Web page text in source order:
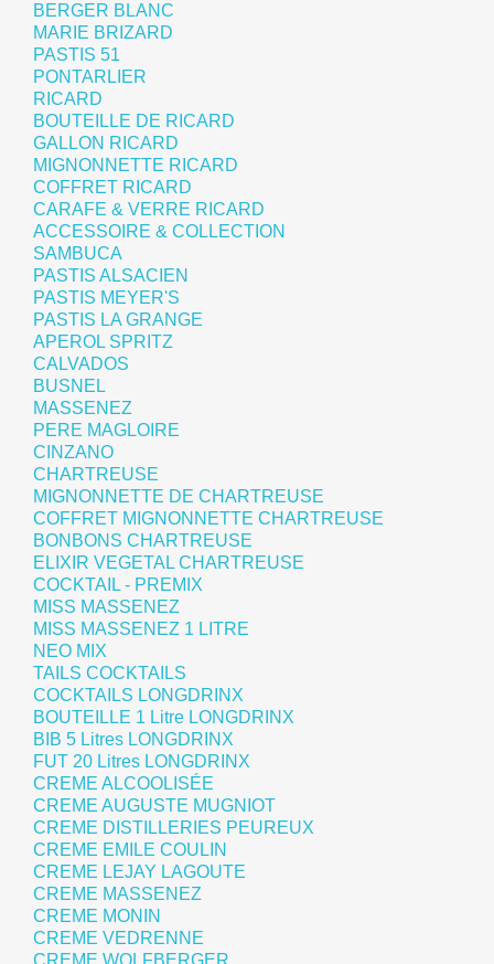
BERGER BLANC
MARIE BRIZARD
PASTIS 51
PONTARLIER
RICARD
BOUTEILLE DE RICARD
GALLON RICARD
MIGNONNETTE RICARD
COFFRET RICARD
CARAFE & VERRE RICARD
ACCESSOIRE & COLLECTION
SAMBUCA
PASTIS ALSACIEN
PASTIS MEYER'S
PASTIS LA GRANGE
APEROL SPRITZ
CALVADOS
BUSNEL
MASSENEZ
PERE MAGLOIRE
CINZANO
CHARTREUSE
MIGNONNETTE DE CHARTREUSE
COFFRET MIGNONNETTE CHARTREUSE
BONBONS CHARTREUSE
ELIXIR VEGETAL CHARTREUSE
COCKTAIL - PREMIX
MISS MASSENEZ
MISS MASSENEZ 1 LITRE
NEO MIX
TAILS COCKTAILS
COCKTAILS LONGDRINX
BOUTEILLE 1 Litre LONGDRINX
BIB 5 Litres LONGDRINX
FUT 20 Litres LONGDRINX
CREME ALCOOLISÉE
CREME AUGUSTE MUGNIOT
CREME DISTILLERIES PEUREUX
CREME EMILE COULIN
CREME LEJAY LAGOUTE
CREME MASSENEZ
CREME MONIN
CREME VEDRENNE
CREME WOLFBERGER